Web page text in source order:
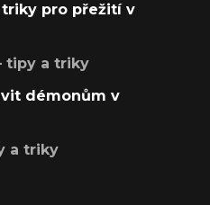
triky pro přežití v
tipy a triky
démonům v
a triky